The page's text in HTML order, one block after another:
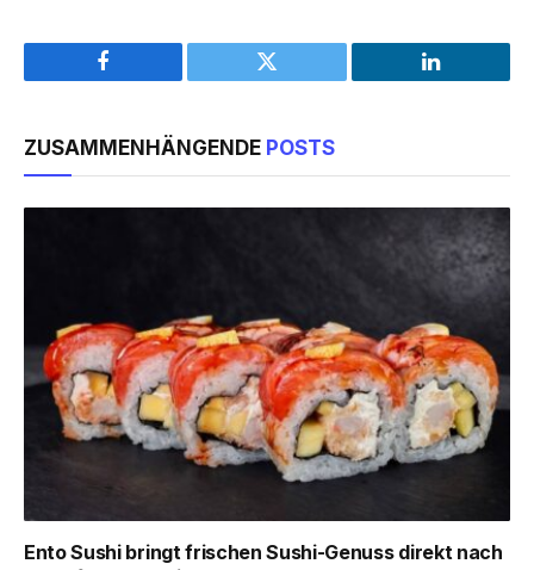
Facebook Twitter LinkedIn
ZUSAMMENHÄNGENDE POSTS
Ento Sushi bringt frischen Sushi-Genuss direkt nach